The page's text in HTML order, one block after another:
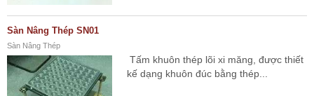
Sàn Nâng Thép SN01
Sàn Nâng Thép
Tấm khuôn thép lõi xi măng, được thiết
kế dạng khuôn đúc bằng thép...